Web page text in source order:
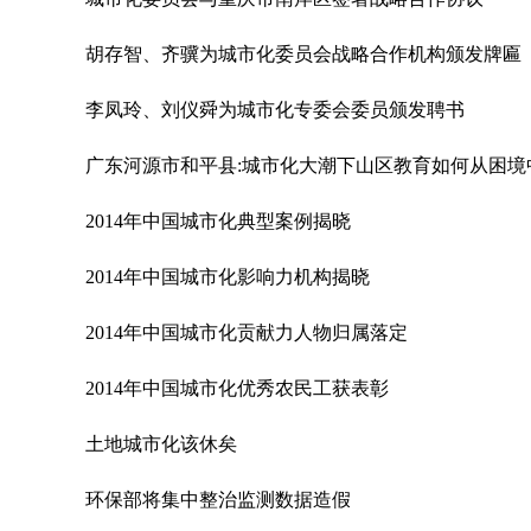
胡存智、齐骥为城市化委员会战略合作机构颁发牌匾
李凤玲、刘仪舜为城市化专委会委员颁发聘书
广东河源市和平县:城市化大潮下山区教育如何从困境
2014年中国城市化典型案例揭晓
2014年中国城市化影响力机构揭晓
2014年中国城市化贡献力人物归属落定
2014年中国城市化优秀农民工获表彰
土地城市化该休矣
环保部将集中整治监测数据造假